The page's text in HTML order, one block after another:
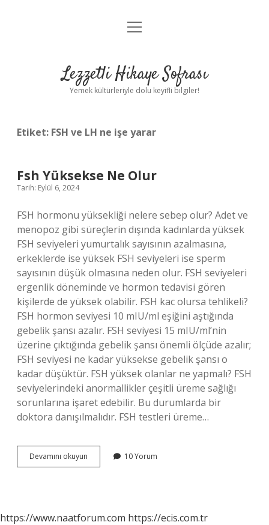
Anasayfa
Yasal Uyarı
menüyü
Lezzetli Hikaye Sofrası
Yemek kültürleriyle dolu keyifli bilgiler!
Etiket: FSH ve LH ne işe yarar
Fsh Yüksekse Ne Olur
Tarih: Eylül 6, 2024
FSH hormonu yüksekliği nelere sebep olur? Adet ve
menopoz gibi süreçlerin dışında kadınlarda yüksek
FSH seviyeleri yumurtalık sayısının azalmasına,
erkeklerde ise yüksek FSH seviyeleri ise sperm
sayısının düşük olmasına neden olur. FSH seviyeleri
ergenlik döneminde ve hormon tedavisi gören
kişilerde de yüksek olabilir. FSH kac olursa tehlikeli?
FSH hormon seviyesi 10 mIU/ml eşiğini aştığında
gebelik şansı azalır. FSH seviyesi 15 mIU/ml’nin
üzerine çıktığında gebelik şansı önemli ölçüde azalır;
FSH seviyesi ne kadar yüksekse gebelik şansı o
kadar düşüktür. FSH yüksek olanlar ne yapmalı? FSH
seviyelerindeki anormallikler çeşitli üreme sağlığı
sorunlarına işaret edebilir. Bu durumlarda bir
doktora danışılmalıdır. FSH testleri üreme…
Devamını okuyun
Yüksekse
10 Yorum
https://www.naatforum.com https://ecis.com.tr